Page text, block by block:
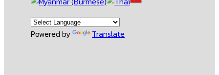
Powered by Translate